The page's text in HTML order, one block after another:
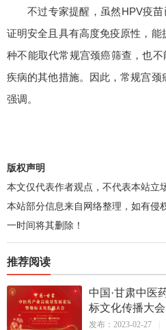
不过专家提醒，虽然HPV疫
证明安全且具有高度免疫原性，能
种不能取代常规宫颈癌筛查，也
疾病的其他措施。因此，常规宫颈
强调。
版权声明
本文仅代表作者观点，不代表本站立
本站部分信息来自网络整理，如有侵
一时间将其删除！
推荐阅读
中国·甘肃中医
标文化传播大
发布：2023-02-27